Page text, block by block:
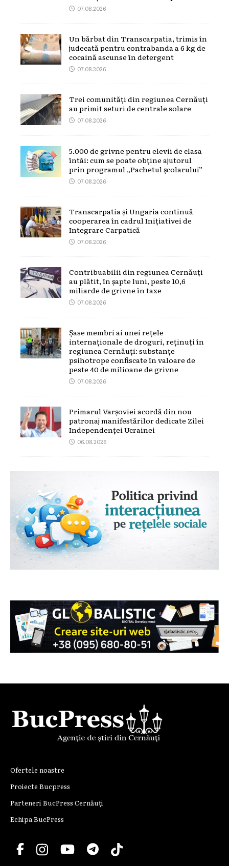
07.08.2026
Un bărbat din Transcarpatia, trimis în
judecată pentru contrabanda a 6 kg de
cocaină ascunse în detergent
07.08.2026
Trei comunități din regiunea Cernăuți
au primit seturi de centrale solare
07.08.2026
5.000 de grivne pentru elevii de clasa
întâi: cum se poate obține ajutorul
prin programul „Pachetul școlarului”
07.08.2026
Transcarpatia și Ungaria continuă
cooperarea în cadrul Inițiativei de
Integrare Carpatică
07.08.2026
Contribuabilii din regiunea Cernăuți
au plătit, în șapte luni, peste 10,6
miliarde de grivne în taxe
07.08.2026
Șase membri ai unei rețele
internaționale de droguri, reținuți în
regiunea Cernăuți: substanțe
psihotrope confiscate în valoare de
peste 40 de milioane de grivne
07.08.2026
Primarul Varșoviei acordă din nou
patronaj manifestărilor dedicate Zilei
Independenței Ucrainei
06.08.2026
Ofertele noastre
Proiecte Bucpress
Parteneri BucPress Cernăuți
Echipa BucPress